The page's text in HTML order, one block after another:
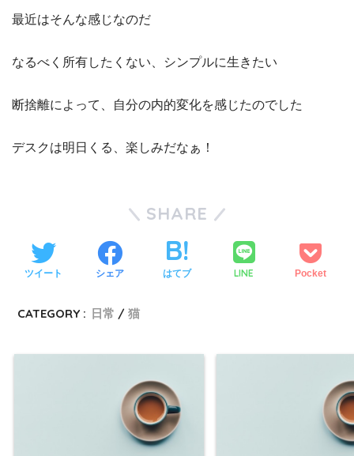
最近はそんな感じなのだ
なるべく所有したくない、シンプルに生きたい
断捨離によって、自分の内的変化を感じたのでした
デスクは明日くる、楽しみだなぁ！
SHARE
ツイート シェア はてブ LINE Pocket
CATEGORY : 日常 猫